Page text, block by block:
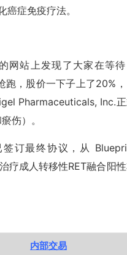
癌症免疫疗法。
网站上发现了大家在等
跑，股价一下子上了20%
Pharmaceuticals, Inc.
伤）。
订最终协议，从
疗成人转移性RET融合阳
内部交易